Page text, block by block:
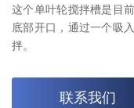
这个单叶轮搅拌槽是目
底部开口，通过一个吸
拌。
联系我们